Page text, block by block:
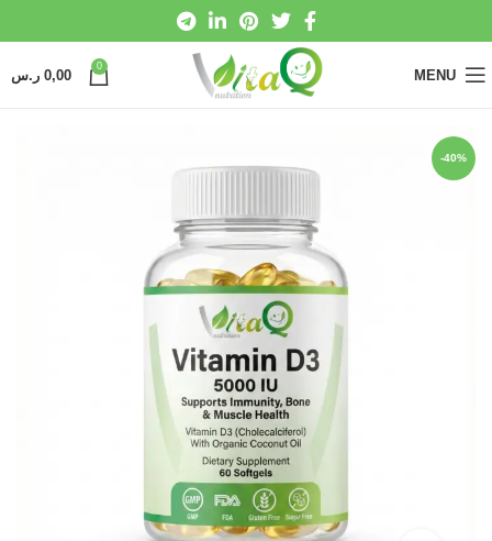
MENU
0
0,00 ر.س
-40%